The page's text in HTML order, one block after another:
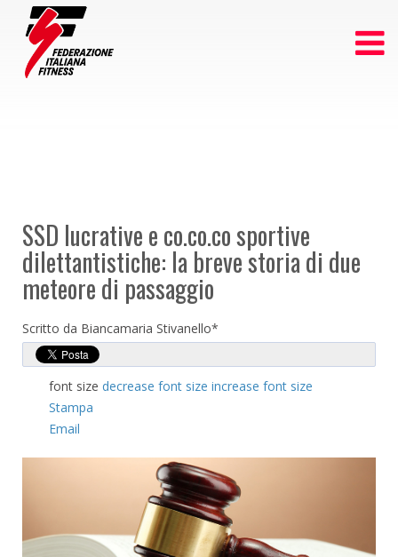
SSD lucrative e co.co.co sportive
dilettantistiche: la breve storia di due
meteore di passaggio
Scritto da Biancamaria Stivanello*
font size decrease font size increase font size
Stampa
Email